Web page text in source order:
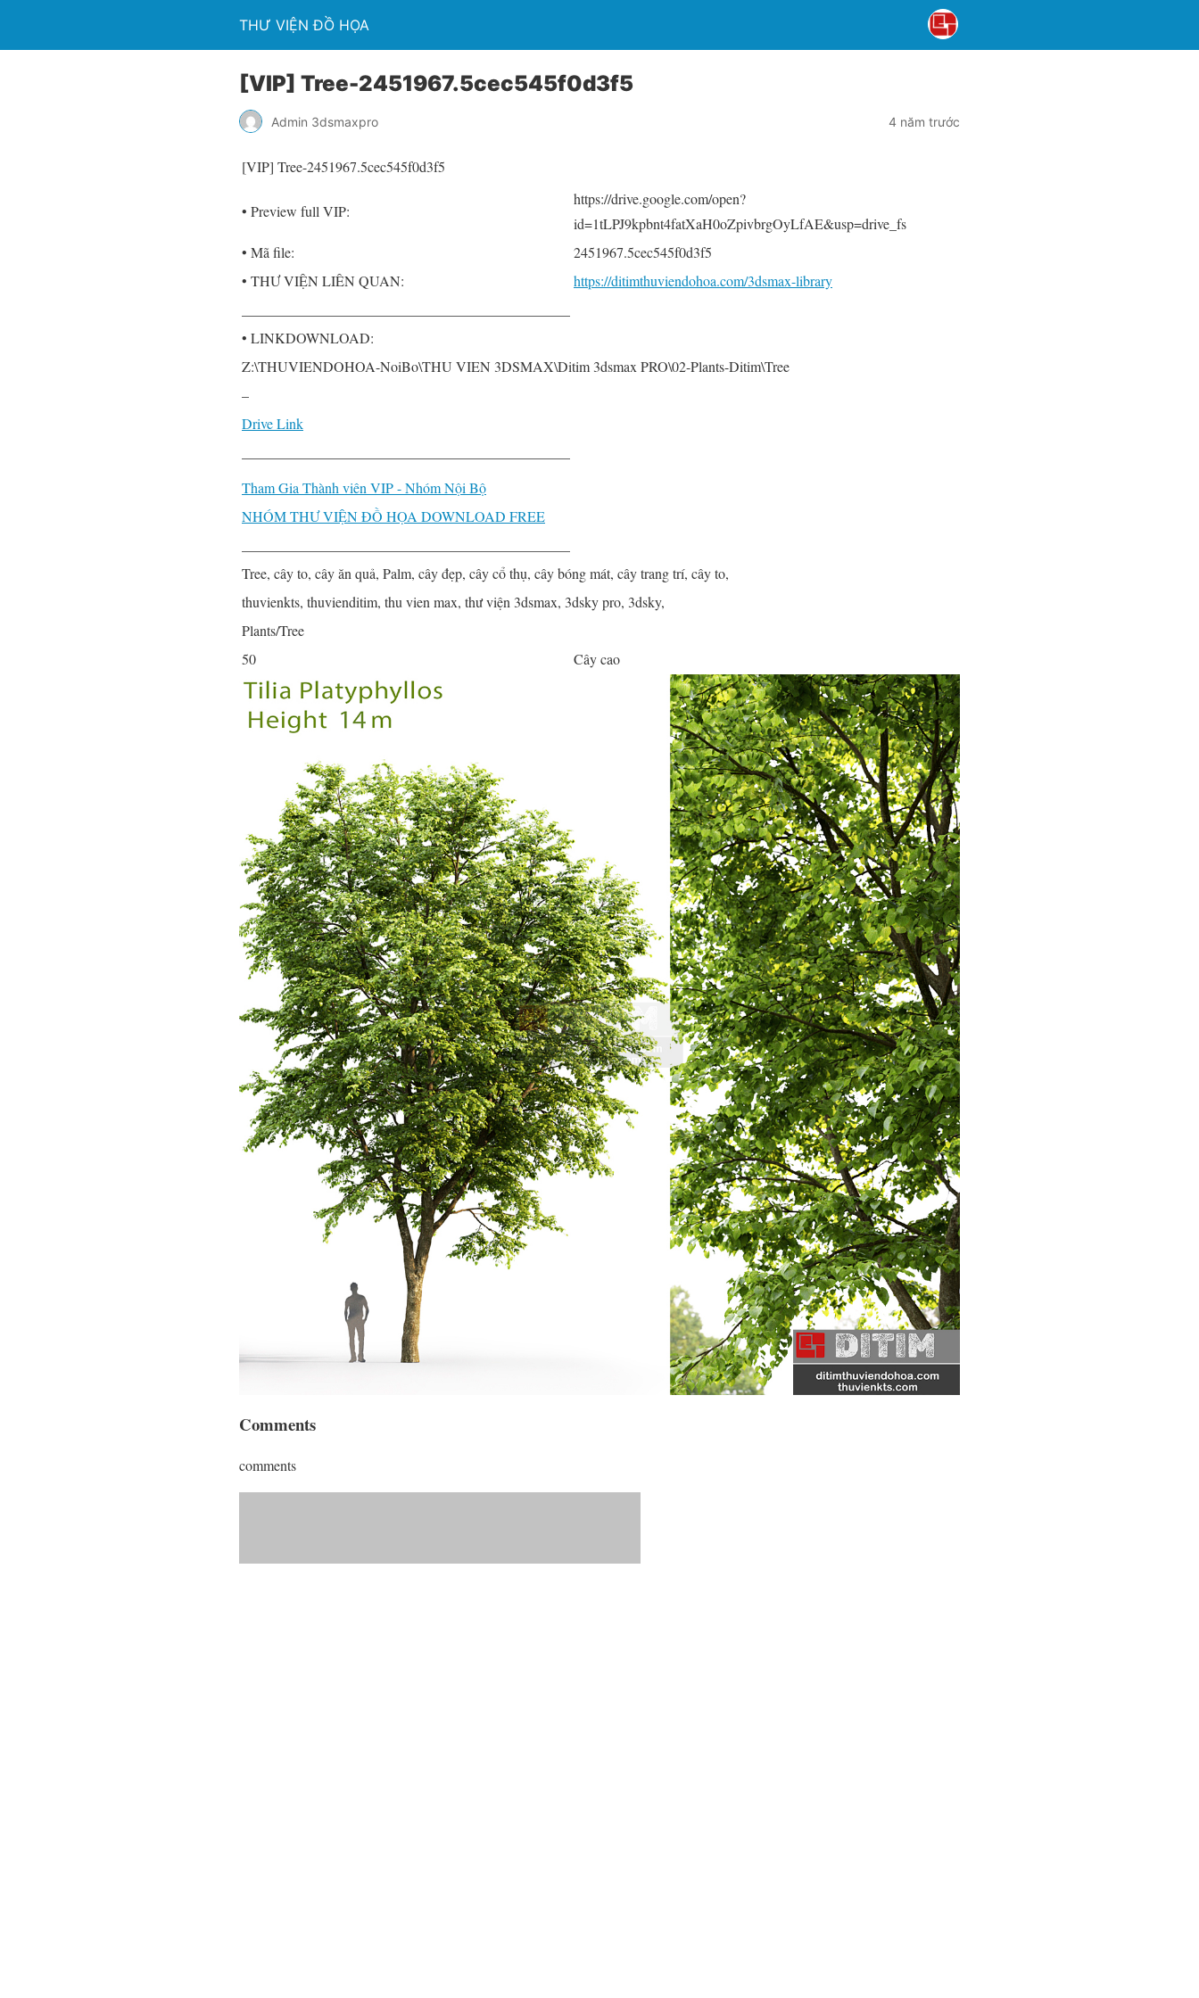
THƯ VIỆN ĐỒ HỌA
[VIP] Tree-2451967.5cec545f0d3f5
Admin 3dsmaxpro 4 năm trước
[VIP] Tree-2451967.5cec545f0d3f5
• Preview full VIP:
https://drive.google.com/open?
id=1tLPJ9kpbnt4fatXaH0oZpivbrgOyLfAE&usp=drive_fs
• Mã file:
2451967.5cec545f0d3f5
• THƯ VIỆN LIÊN QUAN:
https://ditimthuviendohoa.com/3dsmax-library
• LINKDOWNLOAD:
Z:\THUVIENDOHOA-NoiBo\THU VIEN 3DSMAX\Ditim 3dsmax PRO\02-Plants-Ditim\Tree
–
Drive Link
Tham Gia Thành viên VIP - Nhóm Nội Bộ
NHÓM THƯ VIỆN ĐỒ HỌA DOWNLOAD FREE
Tree, cây to, cây ăn quả, Palm, cây đẹp, cây cổ thụ, cây bóng mát, cây trang trí, cây to,
thuvienkts, thuvienditim, thu vien max, thư viện 3dsmax, 3dsky pro, 3dsky,
Plants/Tree
50
Cây cao
Comments
comments